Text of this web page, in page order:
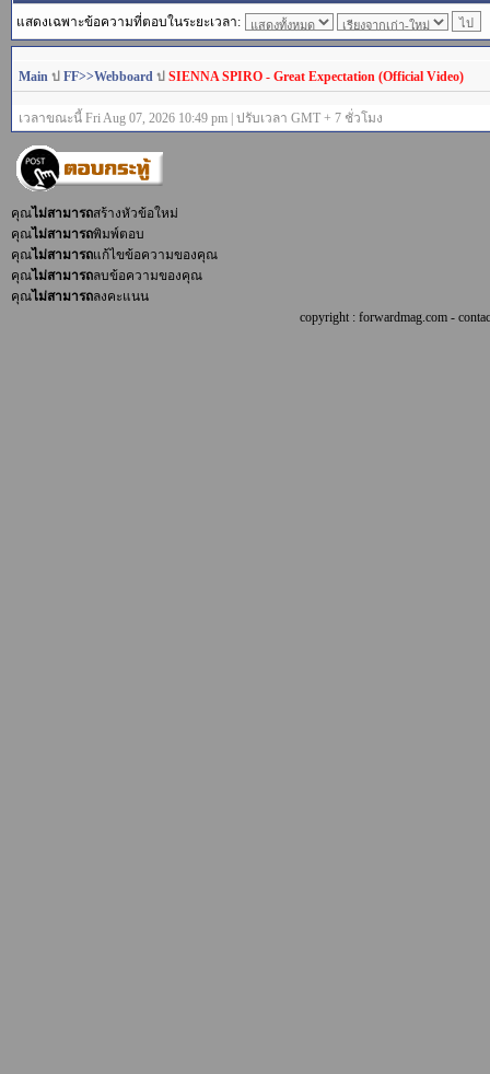
แสดงเฉพาะข้อความที่ตอบในระยะเวลา:
Main ป FF>>Webboard ป SIENNA SPIRO - Great Expectation (Official Video)
เวลาขณะนี้ Fri Aug 07, 2026 10:49 pm | ปรับเวลา GMT + 7 ชั่วโมง
คุณไม่สามารถสร้างหัวข้อใหม่
คุณไม่สามารถพิมพ์ตอบ
คุณไม่สามารถแก้ไขข้อความของคุณ
คุณไม่สามารถลบข้อความของคุณ
คุณไม่สามารถลงคะแนน
copyright : forwardmag.com -